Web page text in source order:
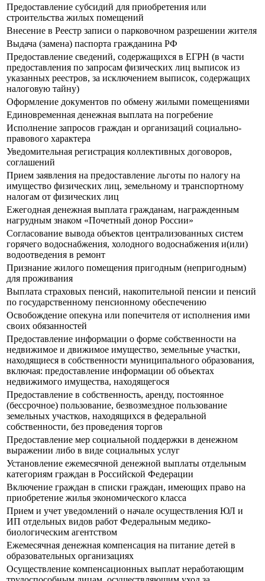
Предоставление субсидий для приобретения или
строительства жилых помещений
Внесение в Реестр записи о парковочном разрешении жителя
Выдача (замена) паспорта гражданина РФ
Предоставление сведений, содержащихся в ЕГРН (в части
предоставления по запросам физических лиц выписок из
указанных реестров, за исключением выписок, содержащих
налоговую тайну)
Оформление документов по обмену жилыми помещениями
Единовременная денежная выплата на погребение
Исполнение запросов граждан и организаций социально-
правового характера
Уведомительная регистрация коллективных договоров,
соглашений
Прием заявления на предоставление льготы по налогу на
имущество физических лиц, земельному и транспортному
налогам от физических лиц
Ежегодная денежная выплата гражданам, награжденным
нагрудным знаком «Почетный донор России»
Согласование вывода объектов централизованных систем
горячего водоснабжения, холодного водоснабжения и(или)
водоотведения в ремонт
Признание жилого помещения пригодным (непригодным)
для проживания
Выплата страховых пенсий, накопительной пенсии и пенсий
по государственному пенсионному обеспечению
Освобождение опекуна или попечителя от исполнения ими
своих обязанностей
Предоставление информации о форме собственности на
недвижимое и движимое имущество, земельные участки,
находящиеся в собственности муниципального образования,
включая: предоставление информации об объектах
недвижимого имущества, находящегося
Предоставление в собственность, аренду, постоянное
(бессрочное) пользование, безвозмездное пользование
земельных участков, находящихся в федеральной
собственности, без проведения торгов
Предоставление мер социальной поддержки в денежном
выражении либо в виде социальных услуг
Установление ежемесячной денежной выплаты отдельным
категориям граждан в Российской Федерации
Включение граждан в списки граждан, имеющих право на
приобретение жилья экономического класса
Прием и учет уведомлений о начале осуществления ЮЛ и
ИП отдельных видов работ Федеральным медико-
биологическим агентством
Ежемесячная денежная компенсация на питание детей в
образовательных организациях
Осуществление компенсационных выплат неработающим